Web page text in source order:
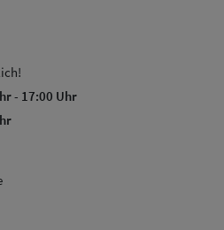
- 17:00 Uhr